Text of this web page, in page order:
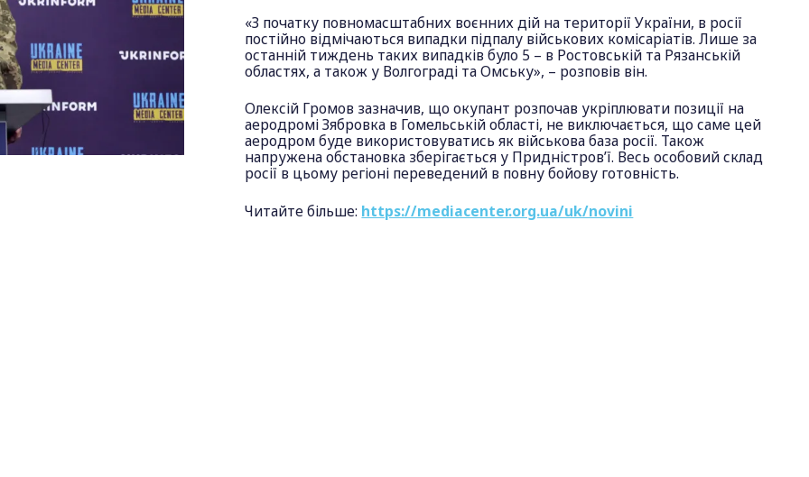
«З початку повномасштабних воєнних дій на території України, в росії
постійно відмічаються випадки підпалу військових комісаріатів. Лише за
останній тиждень таких випадків було 5 – в Ростовській та Рязанській
областях, а також у Волгограді та Омську», – розповів він.
Олексій Громов зазначив, що окупант розпочав укріплювати позиції на
аеродромі Зябровка в Гомельській області, не виключається, що саме цей
аеродром буде використовуватись як військова база росії. Також
напружена обстановка зберігається у Придністров’ї. Весь особовий склад
росії в цьому регіоні переведений в повну бойову готовність.
Читайте більше: https://mediacenter.org.ua/uk/novini